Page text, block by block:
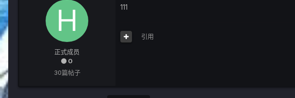
正式成员
0
30篇帖子
111
引用